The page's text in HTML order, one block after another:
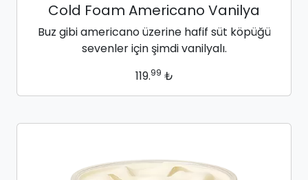
Cold Foam Americano Vanilya
Buz gibi americano üzerine hafif süt köpüğü
sevenler için şimdi vanilyalı.
119.99 ₺